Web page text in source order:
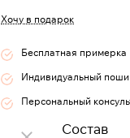
Хочу в подарок
Бесплатная примерка
Индивидуальный
Персональный
Состав